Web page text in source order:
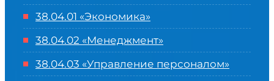
38.04.01 «Экономика»
38.04.02 «Менеджмент»
38.04.03 «Управление персоналом»